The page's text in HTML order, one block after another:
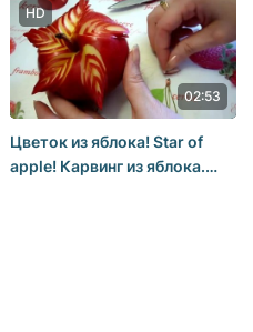
HD
02:53
Цветок из яблока! Star of
apple! Карвинг из яблока.